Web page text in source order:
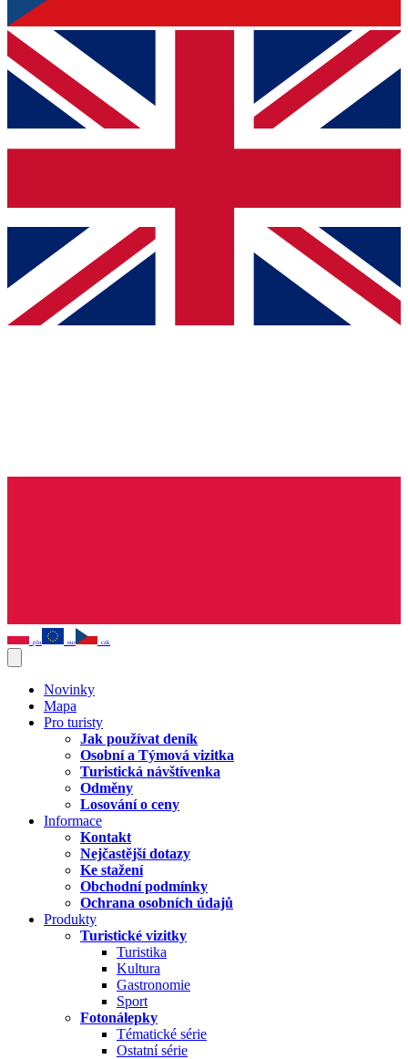
pln eur czk
Novinky
Mapa
Pro turisty
Jak používat deník
Osobní a Týmová vizitka
Turistická návštívenka
Odměny
Losování o ceny
Informace
Kontakt
Nejčastější dotazy
Ke stažení
Obchodní podmínky
Ochrana osobních údajů
Produkty
Turistické vizitky
Turistika
Kultura
Gastronomie
Sport
Fotonálepky
Tématické série
Ostatní série